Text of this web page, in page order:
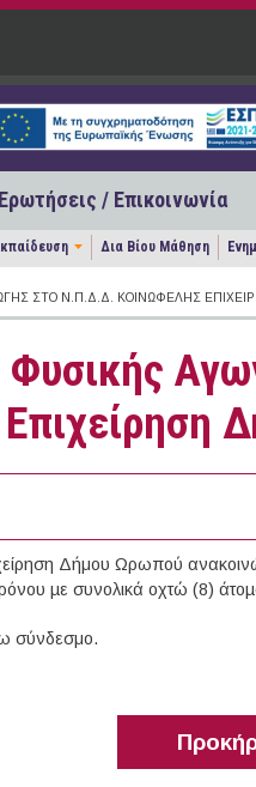
Ερωτήσεις / Επικοινωνία
Δια Βίου Μάθηση
ΣΤΟ Ν.Π.Δ.Δ. ΚΟΙΝΩΦΕΛΉΣ
Φυσικής
Δήμου Ωρωπού
µε συνολικά οχτώ (8)
σύνδεσμο.